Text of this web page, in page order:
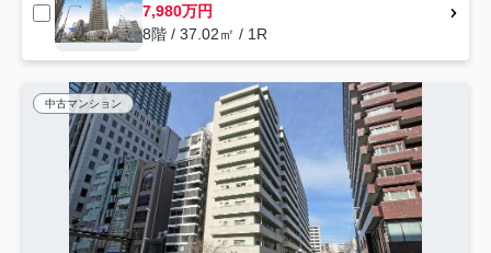
7,980万円
8階 / 37.02㎡ / 1R
中古マンション